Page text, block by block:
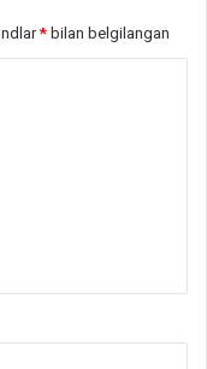
* bilan belgilangan